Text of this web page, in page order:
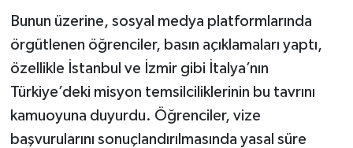
Bunun üzerine, sosyal medya platformlarında
örgütlenen öğrenciler, basın açıklamaları yaptı,
özellikle İstanbul ve İzmir gibi İtalya’nın
Türkiye’deki misyon temsilciliklerinin bu tavrını
kamuoyuna duyurdu. Öğrenciler, vize
başvurularını sonuçlandırılmasında yasal süre